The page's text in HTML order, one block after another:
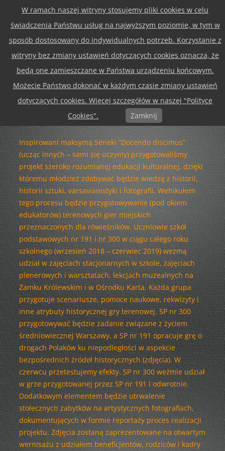
Przejdź
do
treści
Moje miasto, a w nim…
Inspirowani maksymą Seneki “Docendo discimus”
(ucząc innych – sami się uczymy) przygotowaliśmy
projekt szeroko rozumianej edukacji kulturalnej, dzięki
któremu młodzież zdobywać będzie wiedzę z historii,
historii sztuki, varsavianistyki i fotografii. Wehikułem
tego procesu będzie przygotowywanie (pod okiem
edukatorów) terenowych gier miejskich
przeznaczonych dla rówieśników. Uczniowie szkół
podstawowych nr 191 i nr 300 w ciągu całego roku
szkolnego (wrzesień 2018 – czerwiec 2019) wezmą
udział w zajęciach stacjonarnych w szkole, zajęciach
plenerowych i warsztatach, lekcjach muzealnych na
Zamku Królewskim i w Ośrodku Karta. Każda grupa
przygotuje scenariusze, pomoce naukowe, rekwizyty i
inne atrybuty historycznej gry terenowej. SP nr 300
przygotowywać będzie zadanie związane z życiem
średniowiecznej Warszawy, a SP nr 191 opracuje grę o
drogach Polaków ku niepodległości w aspekcie
bezpośrednich źródeł historycznych (zdjęcia). W
czerwcu przetestujemy efekty. SP nr 300 weźmie udział
w grze przygotowanej przez SP nr 191 i odwrotnie.
Dodatkowym elementem będzie utrwalenie
stołecznych zabytków na artystycznych fotografiach,
dokumentujących w formie reportaży proces realizacji
projektu. Zdjęcia zostaną zaprezentowane na otwartym
wernisażu z udziałem beneficjentów, rodziców i kadry
W ramach naszej witryny stosujemy pliki cookies w celu
świadczenia Państwu usług na najwyższym poziomie, w tym w
sposób dostosowany do indywidualnych potrzeb. Korzystanie z
witryny bez zmiany ustawień dotyczących cookies oznacza, że
będą one zamieszczane w Państwa urządzeniu końcowym.
Możecie Państwo dokonać w każdym czasie zmiany ustawień
dotyczących cookies. Więcej szczegółów w naszej "Polityce
Cookies".
Zamknij